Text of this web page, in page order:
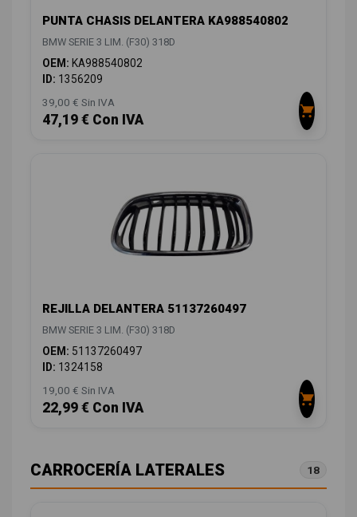
PUNTA CHASIS DELANTERA KA988540802
BMW SERIE 3 LIM. (F30) 318D
OEM: KA988540802
ID: 1356209
39,00 € Sin IVA
47,19 € Con IVA
REJILLA DELANTERA 51137260497
BMW SERIE 3 LIM. (F30) 318D
OEM: 51137260497
ID: 1324158
19,00 € Sin IVA
22,99 € Con IVA
CARROCERÍA LATERALES 18